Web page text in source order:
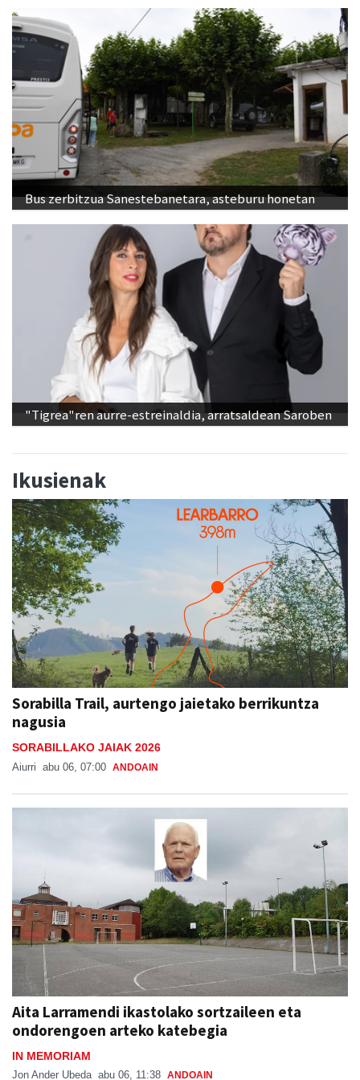
Bus zerbitzua Sanestebanetara, asteburu honetan
"Tigrea"ren aurre-estreinaldia, arratsaldean Saroben
Ikusienak
Sorabilla Trail, aurtengo jaietako berrikuntza
nagusia
SORABILLAKO JAIAK 2026
Aiurri abu 06, 07:00 ANDOAIN
Aita Larramendi ikastolako sortzaileen eta
ondorengoen arteko katebegia
IN MEMORIAM
Jon Ander Ubeda abu 06, 11:38 ANDOAIN